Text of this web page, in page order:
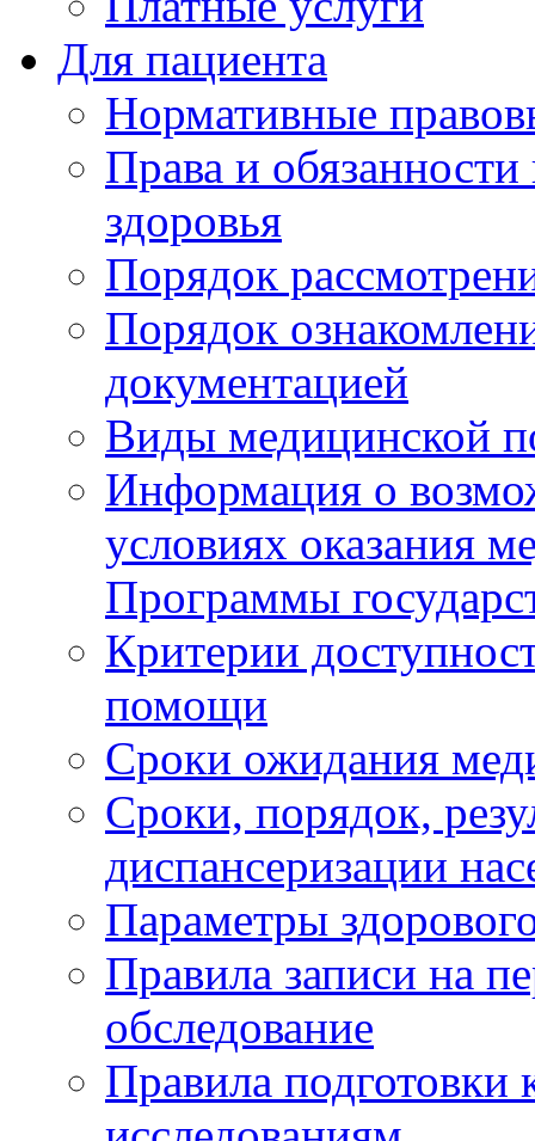
Для пациента
Нормативные
Права и
здоровья
Порядок
Порядок
документацией
Виды медицинской
Информация о
условиях оказания
Программы
Критерии
помощи
Сроки ожидания
Сроки, порядок,
диспансеризации
Параметры
Правила записи на
обследование
Правила подготовки